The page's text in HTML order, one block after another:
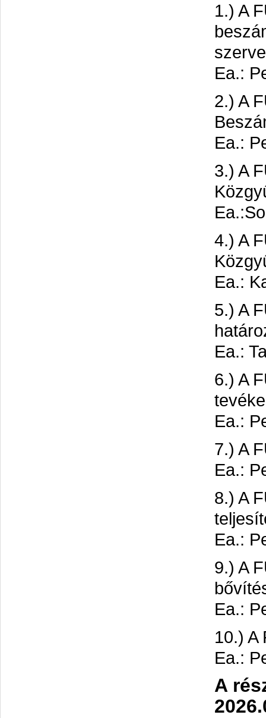
1.) A
Ea.:
2.) A
Ea.:
3.) A
4.) A
Ea.:
5.) A
Ea.:
6.) A
Ea.:
7.) A
Ea.:
8.) A
Ea.:
9.) A
Ea.:
10.) A
Ea.:
A